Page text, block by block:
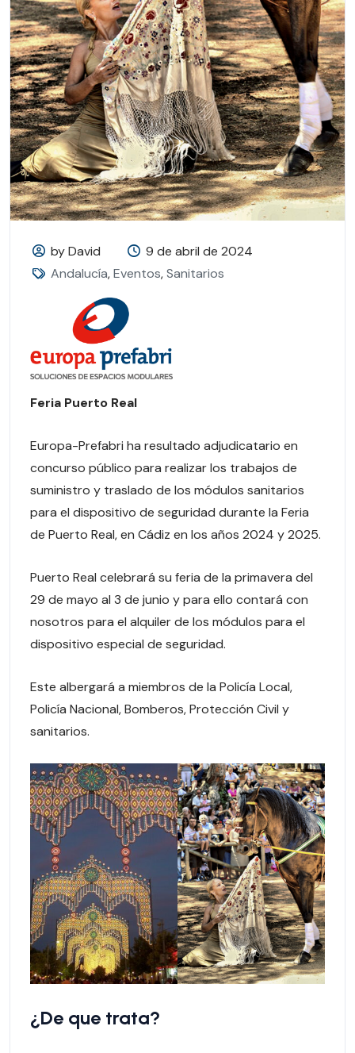
by David
9 de abril de 2024
Andalucía,Eventos,Sanitarios
Feria Puerto Real
Europa-Prefabri ha resultado adjudicatario en
concurso público para realizar los trabajos de
suministro y traslado de los módulos sanitarios
para el dispositivo de seguridad durante la Feria
de Puerto Real, en Cádiz en los años 2024 y 2025.
Puerto Real celebrará su feria de la primavera del
29 de mayo al 3 de junio y para ello contará con
nosotros para el alquiler de los módulos para el
dispositivo especial de seguridad.
Este albergará a miembros de la Policía Local,
Policía Nacional, Bomberos, Protección Civil y
sanitarios.
¿De que trata?